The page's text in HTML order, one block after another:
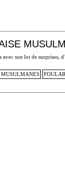
son lot de surprises,
MUSULMANES